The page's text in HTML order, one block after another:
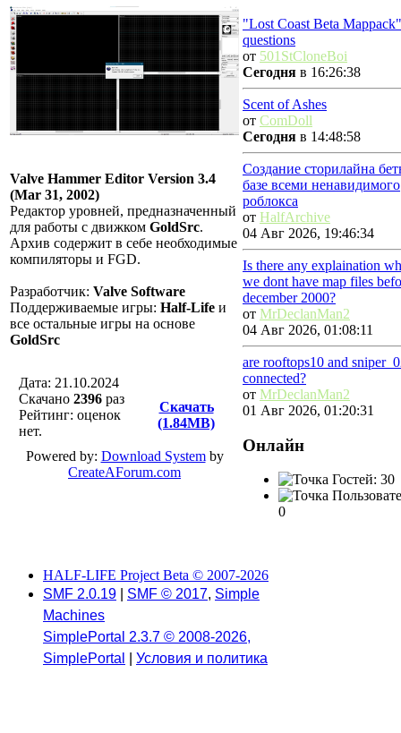
Valve Hammer Editor Version 3.4
(Mar 31, 2002)
Редактор уровней, предназначенный
для работы с движком GoldSrc.
Архив содержит в себе необходимые
компиляторы и FGD.
Разработчик: Valve Software
Поддерживаемые игры: Half-Life и
все остальные игры на основе
GoldSrc
Дата: 21.10.2024
Скачано 2396 раз
Рейтинг: оценок
нет.
Скачать
(1.84MB)
Powered by: Download Systemby
CreateAForum.com
"Lost Coast Beta
questions
от 501StCloneBoi
Сегодня в 16:26:38
Scent of Ashes
от ComDoll
Сегодня в 14:48:58
Создание сторилайна
базе всеми ненавидимого
роблокса
от HalfArchive
04 Авг 2026, 19:46:34
Is there any explaination
we dont have map files
december 2000?
от MrDeclanMan2
04 Авг 2026, 01:08:11
are rooftops10 and
connected?
от MrDeclanMan2
01 Авг 2026, 01:20:31
Онлайн
Гостей: 30
0
HALF-LIFE Project Beta © 2007-2026
SMF 2.0.19
SMF © 2017, Simple
Machines
SimplePortal 2.3.7 © 2008-2026,
SimplePortal
Условия и политика